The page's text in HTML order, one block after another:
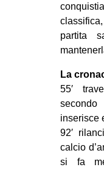
partita
La
55′
inserisce
92′
calcio
si fa